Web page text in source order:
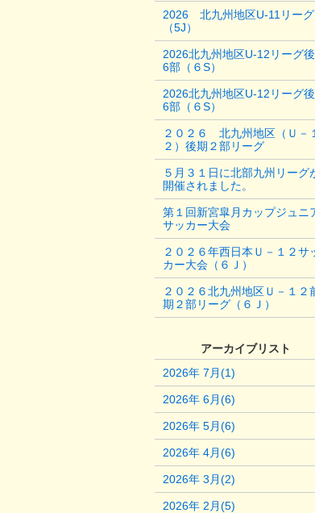
2026 北九州地区U-11リーグ
（5J）
2026北九州地区U-12リーグ
6部（６S）
2026北九州地区U-12リーグ
6部（６S）
２０２６ 北九州地区（Ｕ－１
２）後期２部リーグ
５月３１日に北部九州リーグ
開催されました。
第１回新宮皐月カップジュニ
サッカー大会
２０２６年西日本Ｕ－１２サ
カー大会（６Ｊ）
２０２６北九州地区Ｕ－１２
期２部リーグ（６Ｊ）
アーカイブリスト
2026年 7月(1)
2026年 6月(6)
2026年 5月(6)
2026年 4月(6)
2026年 3月(2)
2026年 2月(5)